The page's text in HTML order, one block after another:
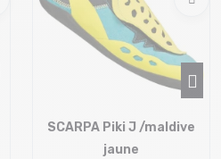
SCARPA Piki J /maldive
jaune